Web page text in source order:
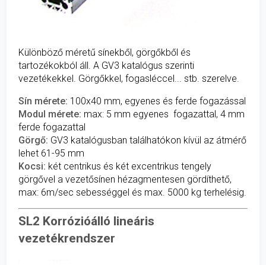
Különböző méretű sínekből, görgőkből és
tartozékokból áll. A GV3 katalógus szerinti
vezetékekkel. Görgőkkel, fogasléccel... stb. szerelve.
Sín mérete: 100x40 mm, egyenes és ferde fogazással
Modul mérete: max: 5 mm egyenes fogazattal, 4 mm
ferde fogazattal
Görgő: GV3 katalógusban találhatókon kívül az átmérő
lehet 61-95 mm
Kocsi: két centrikus és két excentrikus tengely
görgővel a vezetősínen hézagmentesen gördíthető,
max: 6m/sec sebességgel és max. 5000 kg terhelésig.
SL2 Korrózióálló lineáris
vezetékrendszer